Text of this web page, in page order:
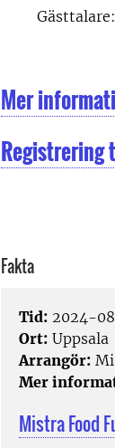
Mer
Registrering
Fakta
Tid: 2024-
Ort: Uppsala
Arrangör:
Mer
Mistra Food